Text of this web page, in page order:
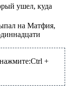
ушел, куда
на Матфия,
Ctrl +